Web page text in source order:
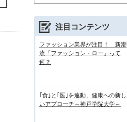
注目コンテンツ
ファッション業界が注目！ 新潮
流「ファッション・ロー」って
何？
｢食｣と｢医｣を連動、健康への新し
いアプローチ～神戸学院大学～